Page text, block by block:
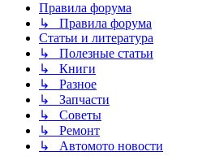
Правила форума
↳ Правила форума
Статьи и литература
↳ Полезные статьи
↳ Книги
↳ Разное
↳ Запчасти
↳ Советы
↳ Ремонт
↳ Автомото новости